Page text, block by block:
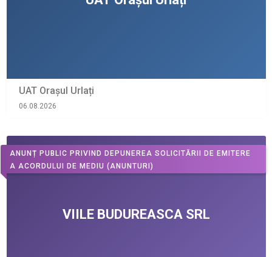
UAT Orașul Urlați
06.08.2026
ANUNȚ PUBLIC PRIVIND DEPUNEREA SOLICITĂRII DE EMITERE
A ACORDULUI DE MEDIU (ANUNTURI)